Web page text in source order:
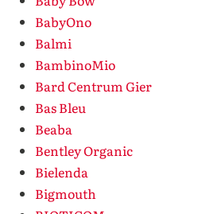
BabyOno
Balmi
BambinoMio
Bard Centrum Gier
Bas Bleu
Beaba
Bentley Organic
Bielenda
Bigmouth